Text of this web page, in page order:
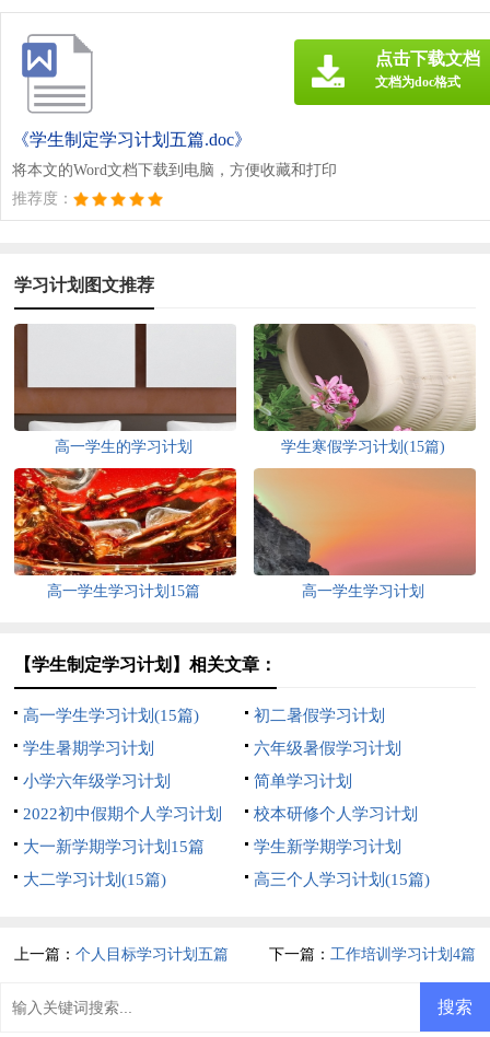
《学生制定学习计划五篇.doc》
将本文的Word文档下载到电脑，方便收藏和打印
推荐度：
点击下载文档
文档为doc格式
学习计划图文推荐
高一学生的学习计划 学生寒假学习计划(15篇)
高一学生学习计划15篇 高一学生学习计划
【学生制定学习计划】相关文章：
高一学生学习计划(15篇)
初二暑假学习计划
学生暑期学习计划
六年级暑假学习计划
小学六年级学习计划
简单学习计划
2022初中假期个人学习计划
校本研修个人学习计划
大一新学期学习计划15篇
学生新学期学习计划
大二学习计划(15篇)
高三个人学习计划(15篇)
上一篇：个人目标学习计划五篇 下一篇： 工作培训学习计划4篇